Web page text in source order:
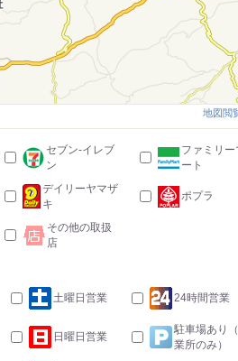
地図閲
セブン-イレブ
ン
ファミリー
ート
デイリーヤマザ
キ
ポプラ
その他の取扱
店
土曜日営業 24時間営業
日曜日営業
駐車場あり
業所のみ）